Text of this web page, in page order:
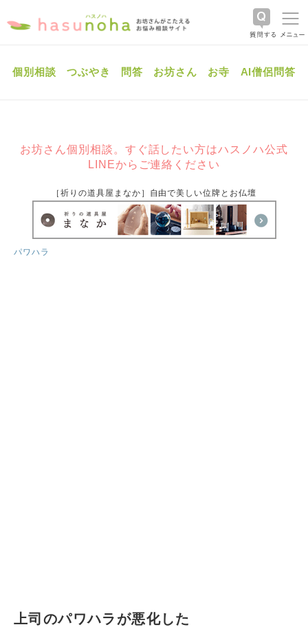
個別相談 つぶやき 問答 お坊さん お寺 AI僧侶問答
お坊さん個別相談。すぐ話したい方はハスノハ公式
LINEからご連絡ください
［祈りの道具屋まなか］自由で美しい位牌とお仏壇
パワハラ
上司のパワハラが悪化した